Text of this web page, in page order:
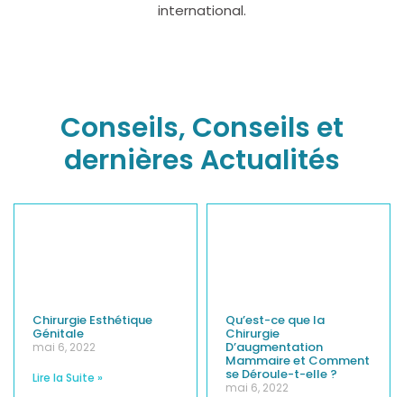
international.
Conseils, Conseils et
dernières Actualités
Chirurgie Esthétique
Génitale
mai 6, 2022
Lire la Suite »
Qu’est-ce que la
Chirurgie
D’augmentation
Mammaire et Comment
se Déroule-t-elle ?
mai 6, 2022